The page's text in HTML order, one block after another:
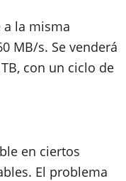
a la misma
MB/s. Se venderá
con un ciclo de
en ciertos
El problema